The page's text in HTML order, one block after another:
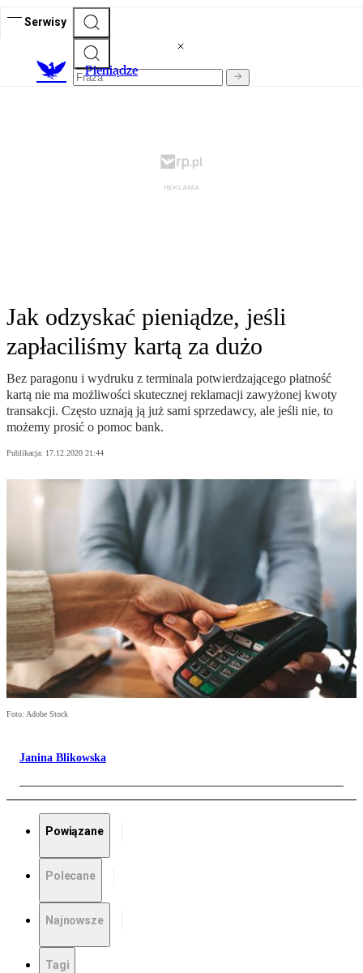
Serwisy
Pieniądze
Jak odzyskać pieniądze, jeśli
zapłaciliśmy kartą za dużo
Bez paragonu i wydruku z terminala potwierdzającego płatność
kartą nie ma możliwości skutecznej reklamacji zawyżonej kwoty
transakcji. Często uznają ją już sami sprzedawcy, ale jeśli nie, to
możemy prosić o pomoc bank.
Publikacja: 17.12.2020 21:44
Foto: Adobe Stock
Janina Blikowska
Powiązane
Polecane
Najnowsze
Tagi